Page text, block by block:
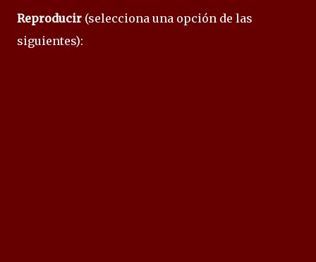
Reproducir (selecciona una opción de las
siguientes):